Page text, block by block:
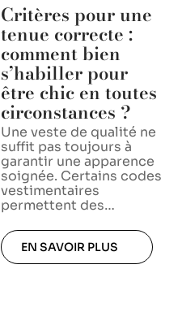
Critères pour une
tenue correcte :
comment bien
s’habiller pour
être chic en toutes
circonstances ?
Une veste de qualité ne
suffit pas toujours à
garantir une apparence
soignée. Certains codes
vestimentaires
permettent des…
EN SAVOIR PLUS